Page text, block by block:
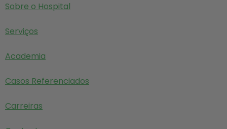
Sobre o Hospital
Serviços
Academia
Casos Referenciados
Carreiras